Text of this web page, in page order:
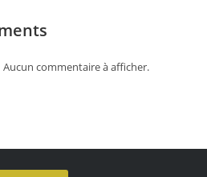
Aucun commentaire à afficher.